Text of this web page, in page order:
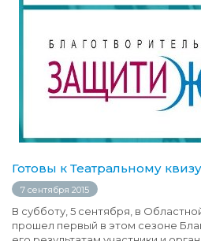
Готовы к Театральному
7 сентября 2015
В субботу, 5 сентября, в
прошел первый в этом сезоне